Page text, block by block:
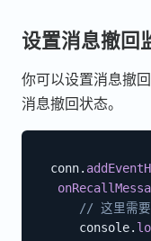
设置消息撤回
你可以设置消息撤
消息撤回状态。
  conn
.
// 这里需要
      console
.